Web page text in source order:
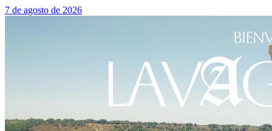
7 de agosto de 2026